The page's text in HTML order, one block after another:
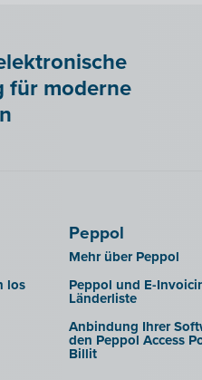
für moderne
los
Peppol
Mehr über Peppol
Peppol und E-
Länderliste
Anbindung Ihrer
den Peppol Access
Billit